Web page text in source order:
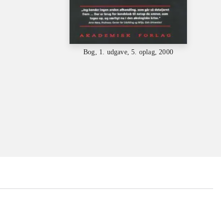
Bog, 1. udgave, 5. oplag, 2000